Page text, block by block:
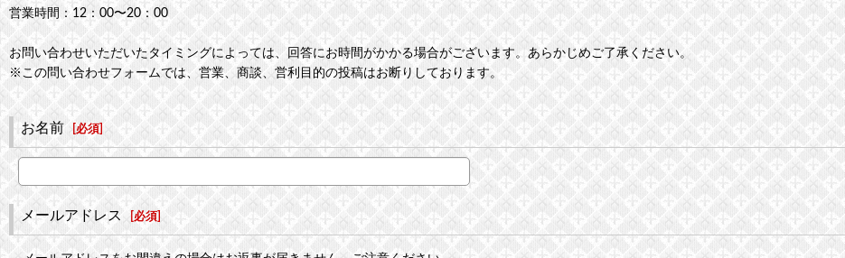
営業時間：12：00〜20：00
お問い合わせいただいたタイミングによっては、回答にお時間がかかる場合がございます。あらかじめご了承ください。
※この問い合わせフォームでは、営業、商談、営利目的の投稿はお断りしております。
お名前 必須]
メールアドレス 必須]